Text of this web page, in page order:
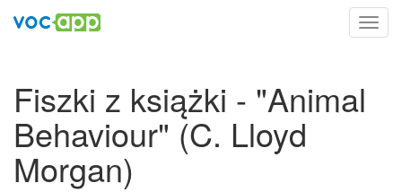
Fiszki z książki - "Animal
Behaviour" (C. Lloyd
Morgan)